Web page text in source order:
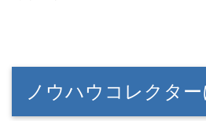
ノウハウコレクタ